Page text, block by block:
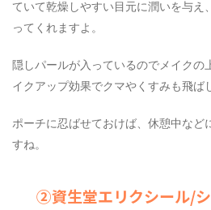
ていて乾燥しやすい目元に潤いを与え
ってくれますよ。
隠しパールが入っているのでメイクの
イクアップ効果でクマやくすみも飛ば
ポーチに忍ばせておけば、休憩中など
すね。
②資生堂エリクシール/